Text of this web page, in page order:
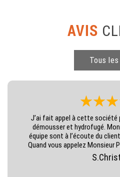
AVIS
Tous
J’ai fait appel à cette
démousser et hydrofugé.
équipe sont à l’écoute du
Quand vous appelez Monsieur